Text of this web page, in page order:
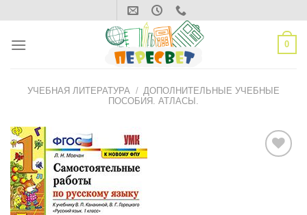
content
0
УЧЕБНАЯ ЛИТЕРАТУРА / ДОПОЛНИТЕЛЬНЫЕ УЧЕБНЫЕ
ПОСОБИЯ. АТЛАСЫ.